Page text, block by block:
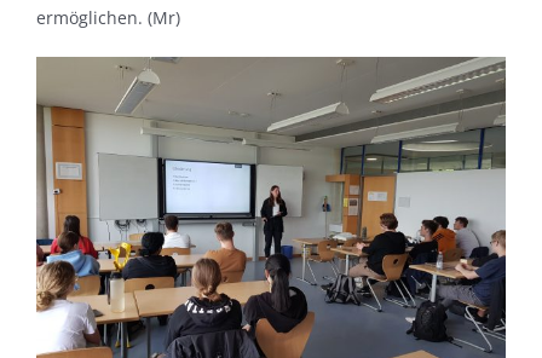
ermöglichen. (Mr)